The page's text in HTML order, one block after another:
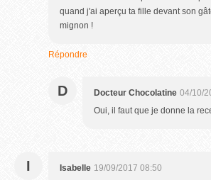
quand j'ai aperçu ta fille devant son
mignon !
Répondre
D Docteur Chocolatine 04/10/
Oui, il faut que je donne la
I Isabelle 19/09/2017 08:50